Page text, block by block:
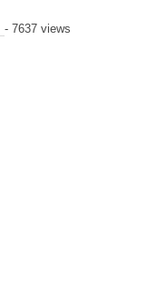
- 7637 views